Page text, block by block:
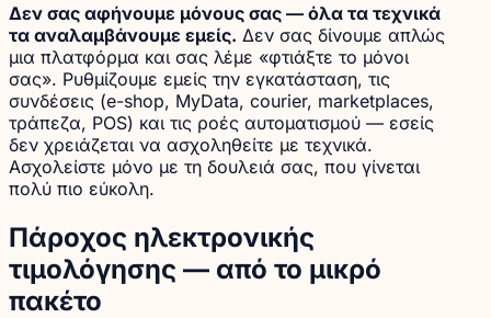
Δεν σας αφήνουμε μόνους σας — όλα τα τεχνικά
τα αναλαμβάνουμε εμείς. Δεν σας δίνουμε απλώς
μια πλατφόρμα και σας λέμε «φτιάξτε το μόνοι
σας». Ρυθμίζουμε εμείς την εγκατάσταση, τις
συνδέσεις (e-shop, MyData, courier, marketplaces,
τράπεζα, POS) και τις ροές αυτοματισμού — εσείς
δεν χρειάζεται να ασχοληθείτε με τεχνικά.
Ασχολείστε μόνο με τη δουλειά σας, που γίνεται
πολύ πιο εύκολη.
Πάροχος ηλεκτρονικής
τιμολόγησης — από το μικρό
πακέτο